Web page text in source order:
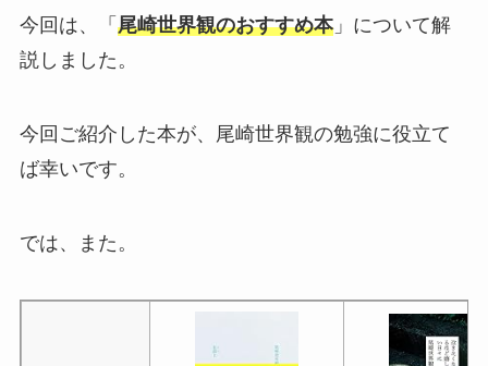
今回は、「 尾崎世界観のおすすめ本」について解
説しました。
今回ご紹介した本が、尾崎世界観の勉強に役立て
ば幸いです。
では、また。